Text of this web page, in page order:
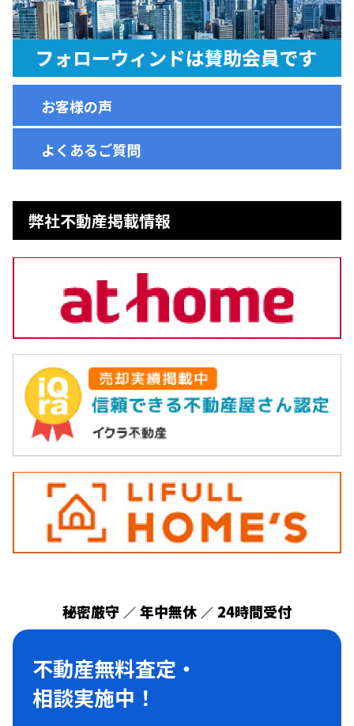
お客様の声
よくあるご質問
弊社不動産掲載情報
秘密厳守 ／ 年中無休 ／ 24時間受付
不動産無料査定・
相談実施中！